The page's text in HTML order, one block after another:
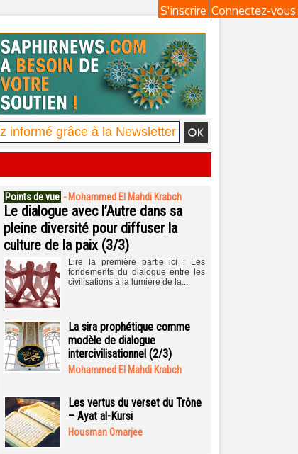
Connectez-vous
S'inscrire
Points de vue - Mohammed El Mahdi Krabch
Le dialogue avec l’Autre dans sa
pleine diversité pour diffuser la
culture de la paix (3/3)
Lire la première partie ici : Les
fondements du dialogue entre les
civilisations à la lumière de la...
La sira prophétique comme
modèle de dialogue
intercivilisationnel (2/3)
Mohammed El Mahdi Krabch
Les vertus du verset du Trône
– Ayat al-Kursi
Housman Omarjee